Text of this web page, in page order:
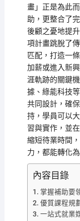
畫」正是為此
助，更整合了
後顧之憂地提
項計畫跳脫了
匹配，打造一
加薪或進入新
涯軌跡的關鍵
據、綠能科技
共同設計，確
持，學員可以
習與實作，並
縮短待業時間
力，都能轉化
內容目錄
掌握補助要
優質課程規
一站式就業